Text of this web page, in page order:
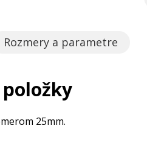
Rozmery a parametre
položky
25mm.